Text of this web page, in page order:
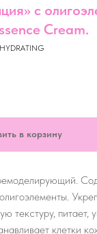
с
Cream.
в корзину
текстуру, питает,
клетки